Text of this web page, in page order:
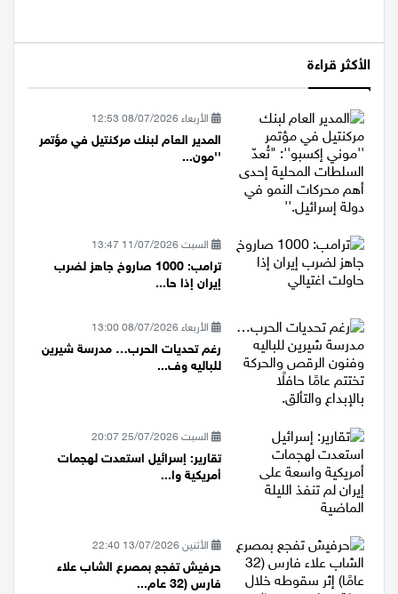
الأكثر قراءة
الأربعاء 08/07/2026 12:53
المدير العام لبنك مركنتيل في مؤتمر
''مون...
السبت 11/07/2026 13:47
ترامب: 1000 صاروخ جاهز لضرب
إيران إذا حا...
الأربعاء 08/07/2026 13:00
رغم تحديات الحرب… مدرسة شيرين
للباليه وف...
السبت 25/07/2026 20:07
تقارير: إسرائيل استعدت لهجمات
أمريكية وا...
الأثنين 13/07/2026 22:40
حرفيش تفجع بمصرع الشاب علاء
فارس (32 عام...